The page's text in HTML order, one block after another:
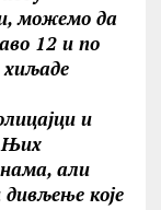
можемо да
12 и по
и
Њих
али
које